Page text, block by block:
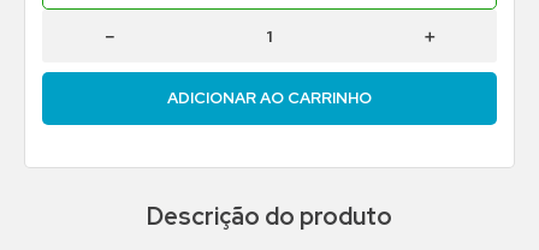
＋
－
ADICIONAR AO CARRINHO
Descrição do produto